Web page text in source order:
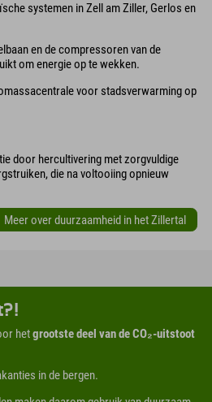
systemen in Zell am Ziller, Gerlos en
en de compressoren van de
om energie op te wekken.
voor stadsverwarming op
door hercultivering met zorgvuldige
die na voltooiing opnieuw
Meer over duurzaamheid in het Zillertal
hetgrootste deel van de CO₂-uitstoot
in de bergen.